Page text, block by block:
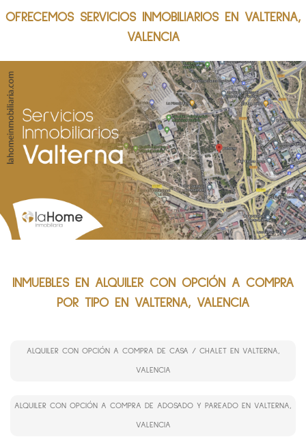
OFRECEMOS SERVICIOS INMOBILIARIOS EN VALTERNA,
VALENCIA
INMUEBLES EN ALQUILER CON OPCIÓN A COMPRA
POR TIPO EN VALTERNA, VALENCIA
ALQUILER CON OPCIÓN A COMPRA DE CASA / CHALET EN VALTERNA,
VALENCIA
ALQUILER CON OPCIÓN A COMPRA DE ADOSADO Y PAREADO EN VALTERNA,
VALENCIA